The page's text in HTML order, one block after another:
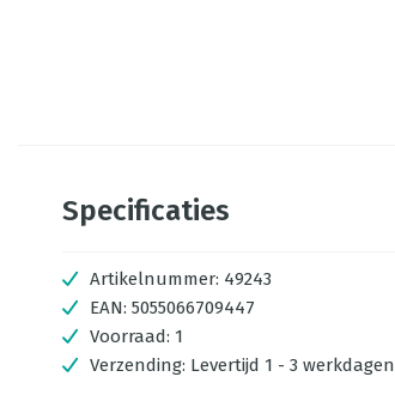
Specificaties
Artikelnummer: 49243
EAN: 5055066709447
Voorraad: 1
Verzending: Levertijd 1 - 3 werkdagen